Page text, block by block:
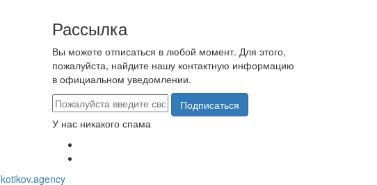
Рассылка
Вы можете отписаться в любой момент. Для этого,
пожалуйста, найдите нашу контактную информацию
в официальном уведомлении.
Подписаться
У нас никакого спама
kotikov.agency